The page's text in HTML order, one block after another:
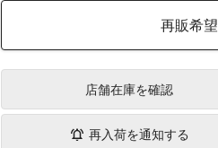
再販希望
店舗在庫を確認
再入荷を通知する